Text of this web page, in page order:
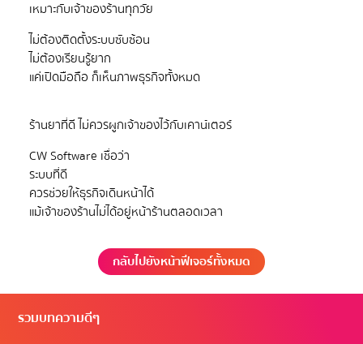
ไม่ต้องติดตั้งระบบซับซ้อน
ไม่ต้องเรียนรู้ยาก
แค่เปิดมือถือ ก็เห็นภาพธุรกิจทั้งหมด
ร้านยาที่ดี ไม่ควรผูกเจ้าของไว้กับเคาน์เตอร์
CW Software เชื่อว่า
ระบบที่ดี
ควรช่วยให้ธุรกิจเดินหน้าได้
กลับไปยังหน้าฟีเจอร์ทั้งหมด
รวมบทความดีๆ